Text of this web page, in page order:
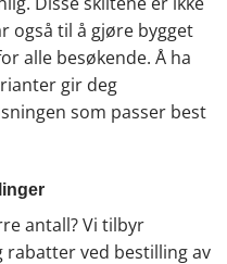
også til å gjøre bygget
alle besøkende. Å ha
gir deg
som passer best
antall? Vi tilbyr
rabatter ved bestilling av